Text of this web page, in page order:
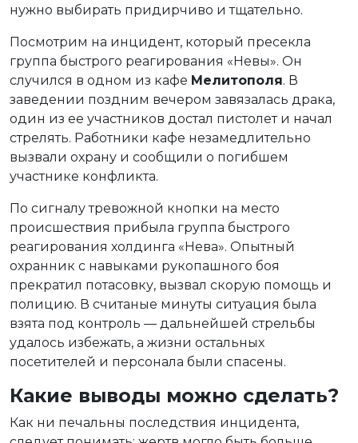
нужно выбирать придирчиво и тщательно.
Посмотрим на инцидент, который пресекла
группа быстрого реагирования «Невы». Он
случился в одном из кафе Мелитополя. В
заведении поздним вечером завязалась драка,
один из ее участников достал пистолет и начал
стрелять. Работники кафе незамедлительно
вызвали охрану и сообщили о погибшем
участнике конфликта.
По сигналу тревожной кнопки на место
происшествия прибыла группа быстрого
реагирования холдинга «Нева». Опытный
охранник с навыками рукопашного боя
прекратил потасовку, вызвал скорую помощь и
полицию. В считаные минуты ситуация была
взята под контроль — дальнейшей стрельбы
удалось избежать, а жизни остальных
посетителей и персонала были спасены.
Какие выводы можно сделать?
Как ни печальны последствия инцидента,